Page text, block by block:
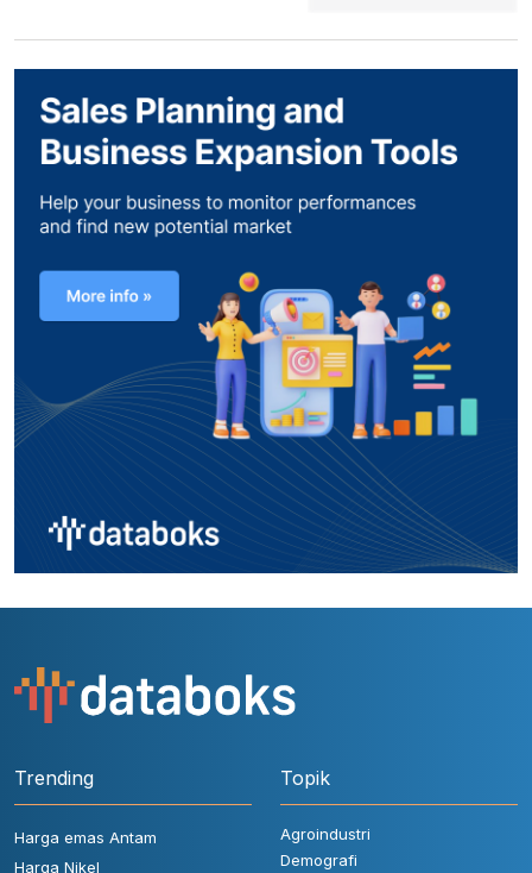
Trending
Harga emas Antam
Harga Nikel
Topik
Agroindustri
Demografi